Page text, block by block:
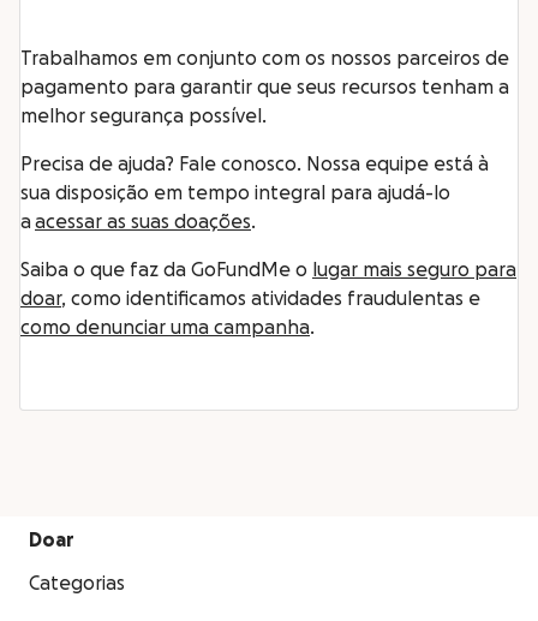
Trabalhamos em conjunto com os nossos parceiros de
pagamento para garantir que seus recursos tenham a
melhor segurança possível.
Precisa de ajuda? Fale conosco. Nossa equipe está à
sua disposição em tempo integral para ajudá-lo
aacessar as suas doações.
Saiba o que faz da GoFundMe o lugar mais seguro para
doar, como identificamos atividades fraudulentas e
como denunciar uma campanha.
Doar
Categorias